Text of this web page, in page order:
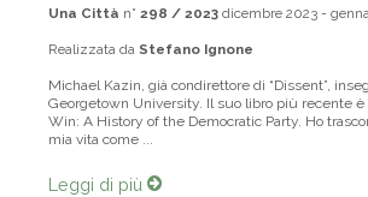
Una Città n° 298 / 2023 dicembre 2023 -
Realizzata da Stefano Ignone
Michael Kazin, già condirettore di “Dissent”,
Georgetown University. Il suo libro più recente è
Win: A History of the Democratic Party. Ho
mia vita come ...
Leggi di più